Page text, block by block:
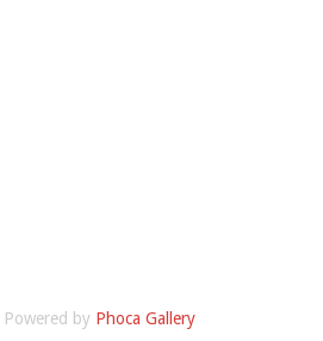
Powered by Phoca Gallery